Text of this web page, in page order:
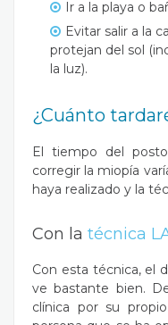
Ir a la playa o
Evitar salir a la
protejan del sol
la luz).
¿Cuánto
El tiempo del
corregir la miopía
haya realizado y la
Con la técnica
Con esta técnica, el
ve bastante bien.
clínica por su